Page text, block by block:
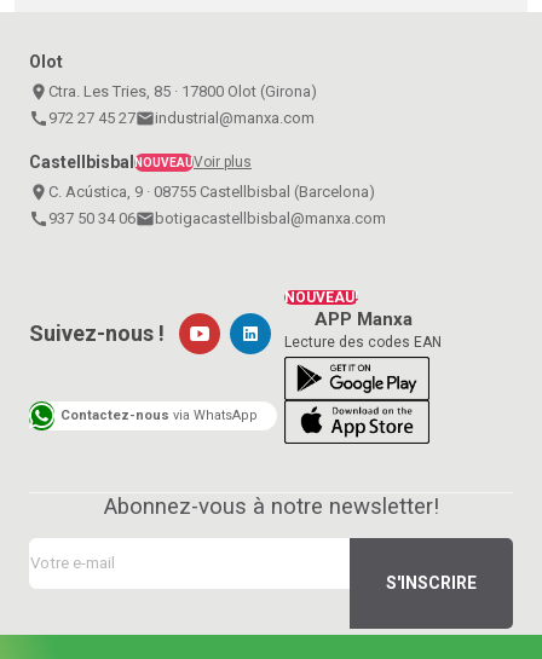
Olot
place Ctra. Les Tries, 85 · 17800 Olot (Girona)
call 972 27 45 27emailindustrial@manxa.com
Castellbisbal NOUVEAUVoir plus
place C. Acústica, 9 · 08755 Castellbisbal (Barcelona)
call 937 50 34 06email botigacastellbisbal@manxa.com
NOUVEAU!
APP Manxa
Lecture des codes EAN
Suivez-nous !
Contactez-nous via WhatsApp
Abonnez-vous à notre newsletter!